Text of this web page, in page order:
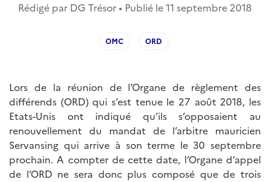
Rédigé par DG Trésor • Publié le11 septembre 2018
OMC ORD
Lors de la réunion de l’Organe de règlement des
différends (ORD) qui s’est tenue le 27 août 2018, les
Etats-Unis ont indiqué qu’ils s’opposaient au
renouvellement du mandat de l’arbitre mauricien
Servansing qui arrive à son terme le 30 septembre
prochain. A compter de cette date, l’Organe d’appel
de l’ORD ne sera donc plus composé que de trois